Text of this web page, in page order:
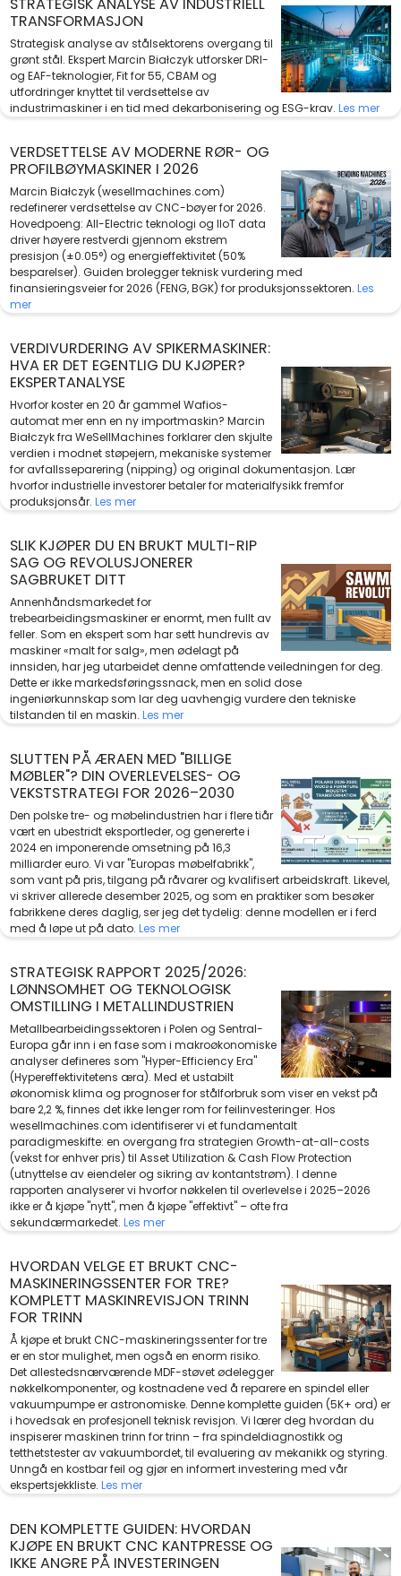
TRANSFORMASJON
Strategisk analyse av stålsektorens overgang til
grønt stål. Ekspert Marcin Białczyk utforsker DRI-
og EAF-teknologier, Fit for 55, CBAM og
utfordringer knyttet til verdsettelse av
industrimaskiner i en tid med dekarbonisering og ESG-krav. Les mer
VERDSETTELSE AV MODERNE RØR- OG
PROFILBØYMASKINER I 2026
Marcin Białczyk (wesellmachines.com)
redefinerer verdsettelse av CNC-bøyer for 2026.
Hovedpoeng: All-Electric teknologi og IIoT data
driver høyere restverdi gjennom ekstrem
presisjon (±0.05°) og energieffektivitet (50%
besparelser). Guiden brolegger teknisk vurdering med
finansieringsveier for 2026 (FENG, BGK) for produksjonssektoren. Les
mer
VERDIVURDERING AV SPIKERMASKINER:
HVA ER DET EGENTLIG DU KJØPER?
EKSPERTANALYSE
Hvorfor koster en 20 år gammel Wafios-
automat mer enn en ny importmaskin? Marcin
Białczyk fra WeSellMachines forklarer den skjulte
verdien i modnet støpejern, mekaniske systemer
for avfallsseparering (nipping) og original dokumentasjon. Lær
hvorfor industrielle investorer betaler for materialfysikk fremfor
produksjonsår. Les mer
SLIK KJØPER DU EN BRUKT MULTI-RIP
SAG OG REVOLUSJONERER
SAGBRUKET DITT
Annenhåndsmarkedet for
trebearbeidingsmaskiner er enormt, men fullt av
feller. Som en ekspert som har sett hundrevis av
maskiner «malt for salg», men ødelagt på
innsiden, har jeg utarbeidet denne omfattende veiledningen for deg.
Dette er ikke markedsføringssnack, men en solid dose
ingeniørkunnskap som lar deg uavhengig vurdere den tekniske
tilstanden til en maskin. Les mer
SLUTTEN PÅ ÆRAEN MED "BILLIGE
MØBLER"? DIN OVERLEVELSES- OG
VEKSTSTRATEGI FOR 2026–2030
Den polske tre- og møbelindustrien har i flere tiår
vært en ubestridt eksportleder, og genererte i
2024 en imponerende omsetning på 16,3
milliarder euro. Vi var "Europas møbelfabrikk",
som vant på pris, tilgang på råvarer og kvalifisert arbeidskraft. Likevel,
vi skriver allerede desember 2025, og som en praktiker som besøker
fabrikkene deres daglig, ser jeg det tydelig: denne modellen er i ferd
med å løpe ut på dato. Les mer
STRATEGISK RAPPORT 2025/2026:
LØNNSOMHET OG TEKNOLOGISK
OMSTILLING I METALLINDUSTRIEN
Metallbearbeidingssektoren i Polen og Sentral-
Europa går inn i en fase som i makroøkonomiske
analyser defineres som "Hyper-Efficiency Era"
(Hypereffektivitetens æra). Med et ustabilt
økonomisk klima og prognoser for stålforbruk som viser en vekst på
bare 2,2 %, finnes det ikke lenger rom for feilinvesteringer. Hos
wesellmachines.com identifiserer vi et fundamentalt
paradigmeskifte: en overgang fra strategien Growth-at-all-costs
(vekst for enhver pris) til Asset Utilization & Cash Flow Protection
(utnyttelse av eiendeler og sikring av kontantstrøm). I denne
rapporten analyserer vi hvorfor nøkkelen til overlevelse i 2025–2026
ikke er å kjøpe "nytt", men å kjøpe "effektivt" – ofte fra
sekundærmarkedet. Les mer
HVORDAN VELGE ET BRUKT CNC-
MASKINERINGSSENTER FOR TRE?
KOMPLETT MASKINREVISJON TRINN
FOR TRINN
Å kjøpe et brukt CNC-maskineringssenter for tre
er en stor mulighet, men også en enorm risiko.
Det allestedsnærværende MDF-støvet ødelegger
nøkkelkomponenter, og kostnadene ved å reparere en spindel eller
vakuumpumpe er astronomiske. Denne komplette guiden (5K+ ord) er
i hovedsak en profesjonell teknisk revisjon. Vi lærer deg hvordan du
inspiserer maskinen trinn for trinn – fra spindeldiagnostikk og
tetthetstester av vakuumbordet, til evaluering av mekanikk og styring.
Unngå en kostbar feil og gjør en informert investering med vår
ekspertsjekkliste. Les mer
DEN KOMPLETTE GUIDEN: HVORDAN
KJØPE EN BRUKT CNC KANTPRESSE OG
IKKE ANGRE PÅ INVESTERINGEN